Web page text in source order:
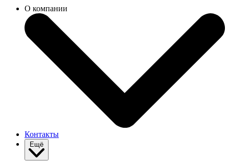
О компании
Контакты